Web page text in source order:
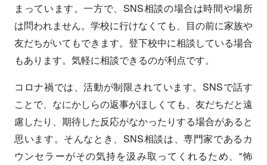
まっています。一方で、SNS相談の場合は時間や場所
は問われません。学校に行けなくても、目の前に家族や
友だちがいてもできます。登下校中に相談している場合
もあります。気軽に相談できるのが利点です。
コロナ禍では、活動が制限されています。SNSで話す
ことで、なにかしらの返事がほしくても、友だちだと遠
慮したり、期待した反応がなかったりする場合があると
思います。そんなとき、SNS相談は、専門家であるカ
ウンセラーがその気持を汲み取ってくれるため、"怖